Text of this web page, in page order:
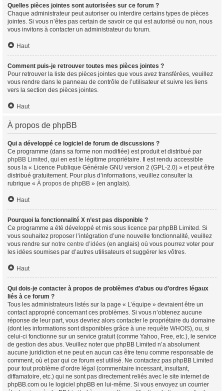
Quelles pièces jointes sont autorisées sur ce forum ?
Chaque administrateur peut autoriser ou interdire certains types de pièces
jointes. Si vous n’êtes pas certain de savoir ce qui est autorisé ou non, nous
vous invitons à contacter un administrateur du forum.
Haut
Comment puis-je retrouver toutes mes pièces jointes ?
Pour retrouver la liste des pièces jointes que vous avez transférées, veuillez
vous rendre dans le panneau de contrôle de l’utilisateur et suivre les liens
vers la section des pièces jointes.
Haut
À propos de phpBB
Qui a développé ce logiciel de forum de discussions ?
Ce programme (dans sa forme non modifiée) est produit et distribué par
phpBB Limited , qui en est le légitime propriétaire. Il est rendu accessible
sous la « Licence Publique Générale GNU version 2 (GPL-2.0) » et peut être
distribué gratuitement. Pour plus d’informations, veuillez consulter la
rubrique « À propos de phpBB » (en anglais).
Haut
Pourquoi la fonctionnalité X n’est pas disponible ?
Ce programme a été développé et mis sous licence par phpBB Limited. Si
vous souhaitez proposer l’intégration d’une nouvelle fonctionnalité, veuillez
vous rendre sur notre centre d’idées (en anglais) où vous pourrez voter pour
les idées soumises par d’autres utilisateurs et suggérer les vôtres.
Haut
Qui dois-je contacter à propos de problèmes d’abus ou d’ordres légaux
liés à ce forum ?
Tous les administrateurs listés sur la page « L’équipe » devraient être un
contact approprié concernant ces problèmes. Si vous n’obtenez aucune
réponse de leur part, vous devriez alors contacter le propriétaire du domaine
(dont les informations sont disponibles grâce à une requête WHOIS), ou, si
celui-ci fonctionne sur un service gratuit (comme Yahoo, Free, etc.), le service
de gestion des abus. Veuillez noter que phpBB Limited n’a absolument
aucune juridiction et ne peut en aucun cas être tenu comme responsable de
comment, où et par qui ce forum est utilisé. Ne contactez pas phpBB Limited
pour tout problème d’ordre légal (commentaire incessant, insultant,
diffamatoire, etc.) qui ne sont pas directement reliés avec le site internet de
phpBB.com ou le logiciel phpBB en lui-même. Si vous envoyez un courrier